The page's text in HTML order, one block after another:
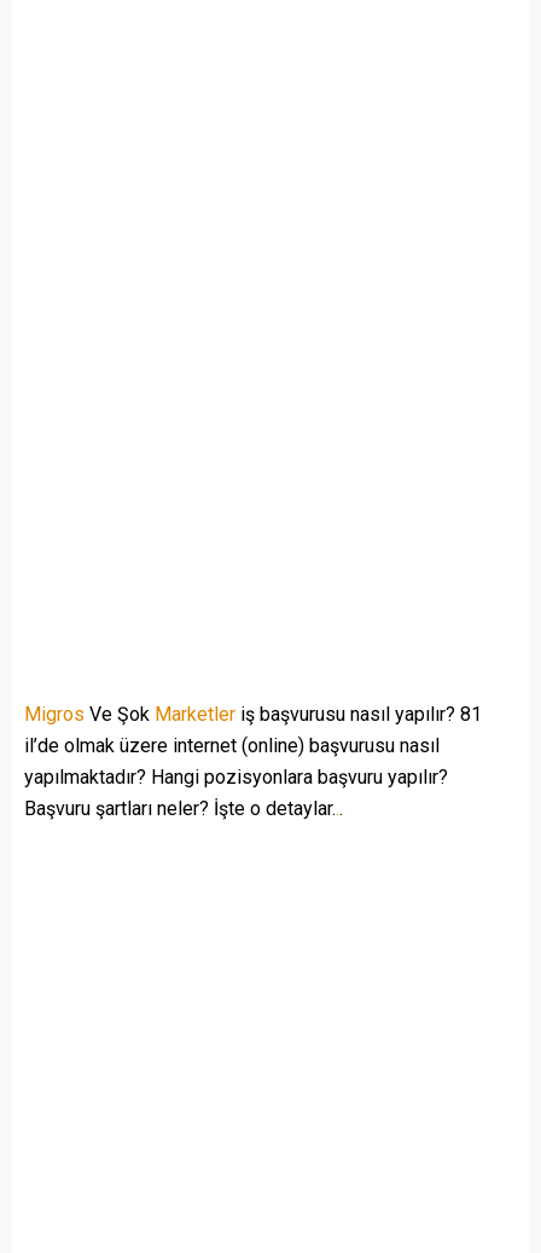
Migros Ve Şok Marketler iş başvurusu nasıl yapılır? 81
il’de olmak üzere internet (online) başvurusu nasıl
yapılmaktadır? Hangi pozisyonlara başvuru yapılır?
Başvuru şartları neler? İşte o detaylar...